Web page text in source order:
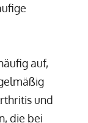
auf,
und
die bei